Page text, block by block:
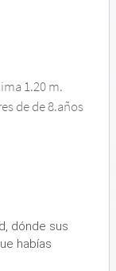
1.20 m.
de de 8.años
dónde sus
habías